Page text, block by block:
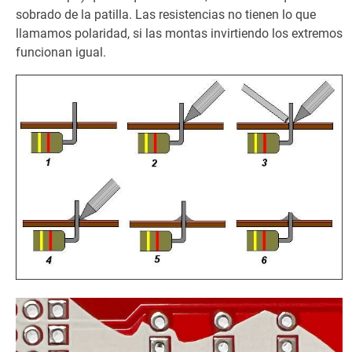
sobrado de la patilla. Las resistencias no tienen lo que
llamamos polaridad, si las montas invirtiendo los extremos
funcionan igual.